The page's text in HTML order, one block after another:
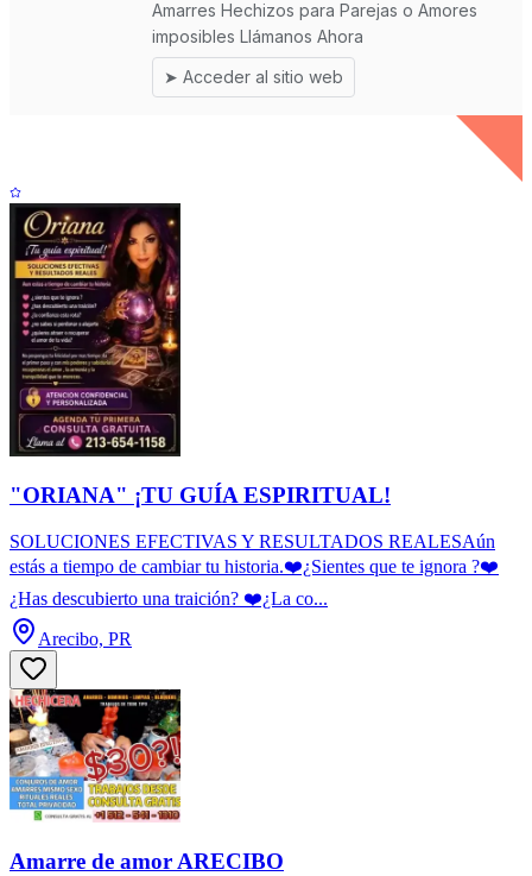
"ORIANA" ¡TU GUÍA ESPIRITUAL!
SOLUCIONES EFECTIVAS Y RESULTADOS REALESAún
estás a tiempo de cambiar tu historia.❤️¿Sientes que te ignora ?❤️
¿Has descubierto una traición? ❤️¿La co...
Arecibo, PR
Amarre de amor ARECIBO